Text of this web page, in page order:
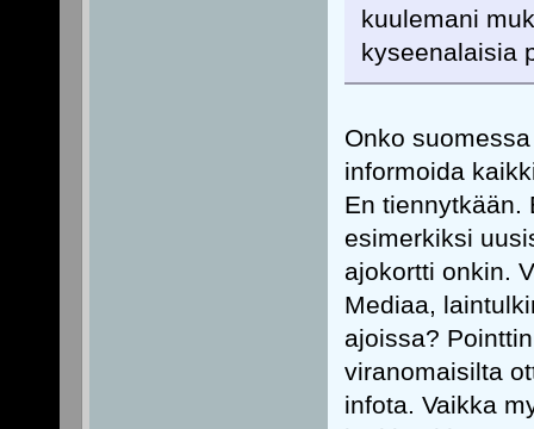
kuulemani
kyseenalaisia
Onko
informoida
En tiennytkään.
esimerkiksi
ajokortti onkin.
Mediaa,
ajoissa?
viranomaisilta
infota. Vaikka